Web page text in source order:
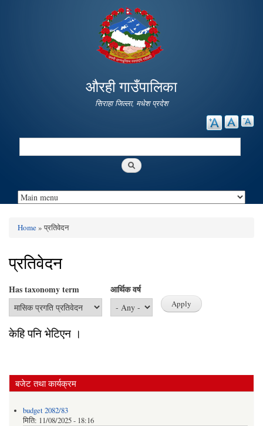
main
content
औरही गाउँपालिका
सिराहा जिल्ला, मधेश प्रदेश
Search
You are here
Home» प्रतिवेदन
प्रतिवेदन
Has taxonomy term आर्थिक वर्ष
केहि पनि भेटिएन ।
बजेट तथा कार्यक्रम
budget 2082/83
मिति: 11/08/2025 - 18:16